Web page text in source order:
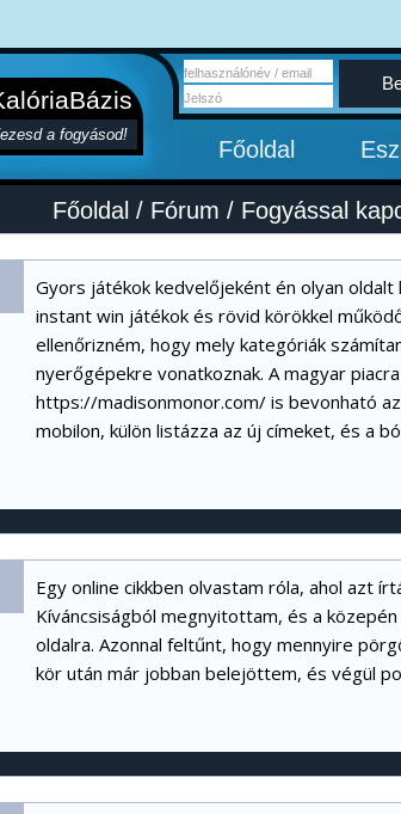
a fogyásod!
Főoldal
Főoldal / Fórum / Fogyással
Gyors játékok kedvelőjeként én olyan
instant win játékok és rövid körökkel
ellenőrizném, hogy mely kategóriák
nyerőgépekre vonatkoznak. A magyar
https://madisonmonor.com/ is bevonható
mobilon, külön listázza az új címeket, és a
Egy online cikkben olvastam róla, ahol azt
Kíváncsiságból megnyitottam, és a
oldalra. Azonnal feltűnt, hogy mennyire
kör után már jobban belejöttem, és végül